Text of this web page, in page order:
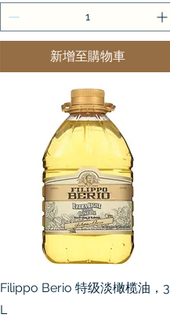
新增至購物車
快速瀏覽
Filippo Berio 特级淡橄榄油，3
L